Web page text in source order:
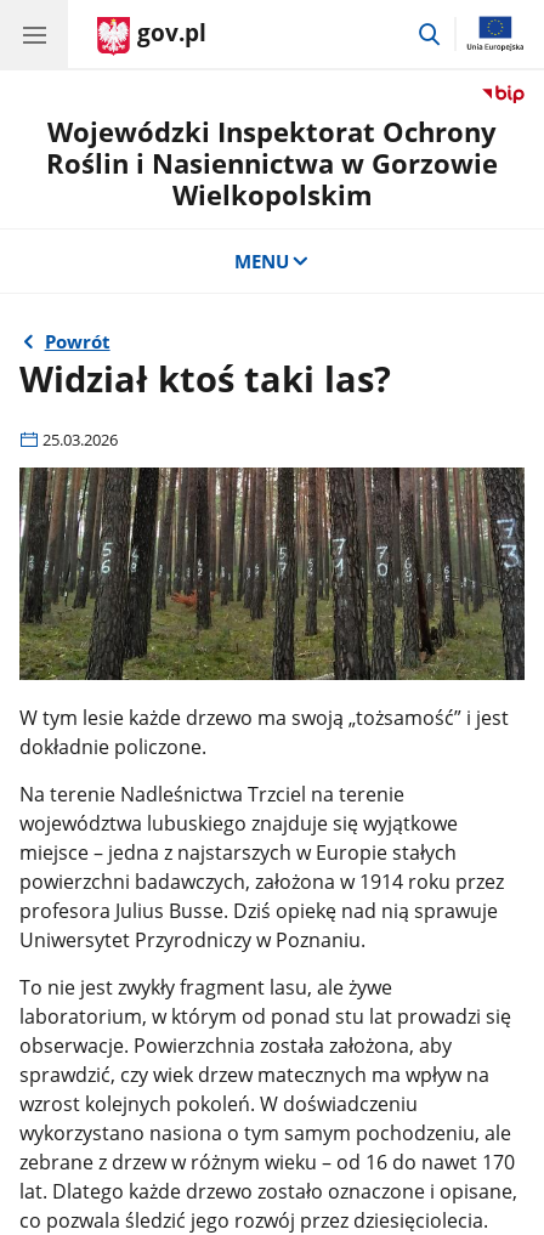
gov.pl
przejdź
Wojewódzki Inspektorat Ochrony
Roślin i Nasiennictwa w Gorzowie
Wielkopolskim
MENU
Powrót
Widział ktoś taki las?
25.03.2026
W tym lesie każde drzewo ma swoją „tożsamość” i jest
dokładnie policzone.
Na terenie Nadleśnictwa Trzciel na terenie
województwa lubuskiego znajduje się wyjątkowe
miejsce – jedna z najstarszych w Europie stałych
powierzchni badawczych, założona w 1914 roku przez
profesora Julius Busse. Dziś opiekę nad nią sprawuje
Uniwersytet Przyrodniczy w Poznaniu.
To nie jest zwykły fragment lasu, ale żywe
laboratorium, w którym od ponad stu lat prowadzi się
obserwacje. Powierzchnia została założona, aby
sprawdzić, czy wiek drzew matecznych ma wpływ na
wzrost kolejnych pokoleń. W doświadczeniu
wykorzystano nasiona o tym samym pochodzeniu, ale
zebrane z drzew w różnym wieku – od 16 do nawet 170
lat. Dlatego każde drzewo zostało oznaczone i opisane,
co pozwala śledzić jego rozwój przez dziesięciolecia.